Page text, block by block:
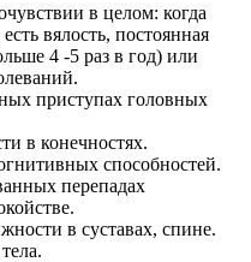
в целом: когда
вялость, постоянная
4 -5 раз в год) или
приступах головных
в конечностях.
способностей.
перепадах
в суставах, спине.